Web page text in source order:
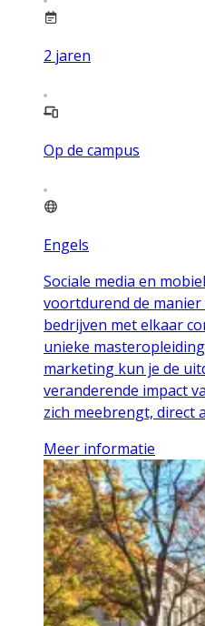
2 jaren
Op de campus
Engels
Sociale media en
voortdurend de
bedrijven met elkaar
unieke
marketing kun je de
veranderende impact
zich meebrengt, direct
Meer informatie